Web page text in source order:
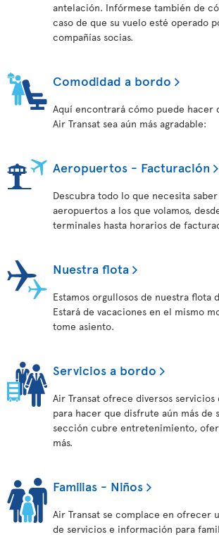
antelación. Infórmese también de
caso de que su vuelo esté operado
compañías socias.
Comodidad a bordo
Aquí encontrará cómo puede hacer
Air Transat sea aún más agradable:
Aeropuertos - Facturación
Descubra todo lo que necesita
aeropuertos a los que volamos,
terminales hasta horarios de
Nuestra flota
Estamos orgullosos de nuestra flota
Estará de vacaciones en el mismo
tome asiento.
Servicios a bordo
Air Transat ofrece diversos
para hacer que disfrute aún más de
sección cubre entretenimiento,
más.
Familias - Niños
Air Transat se complace en ofrecer
de servicios e información para